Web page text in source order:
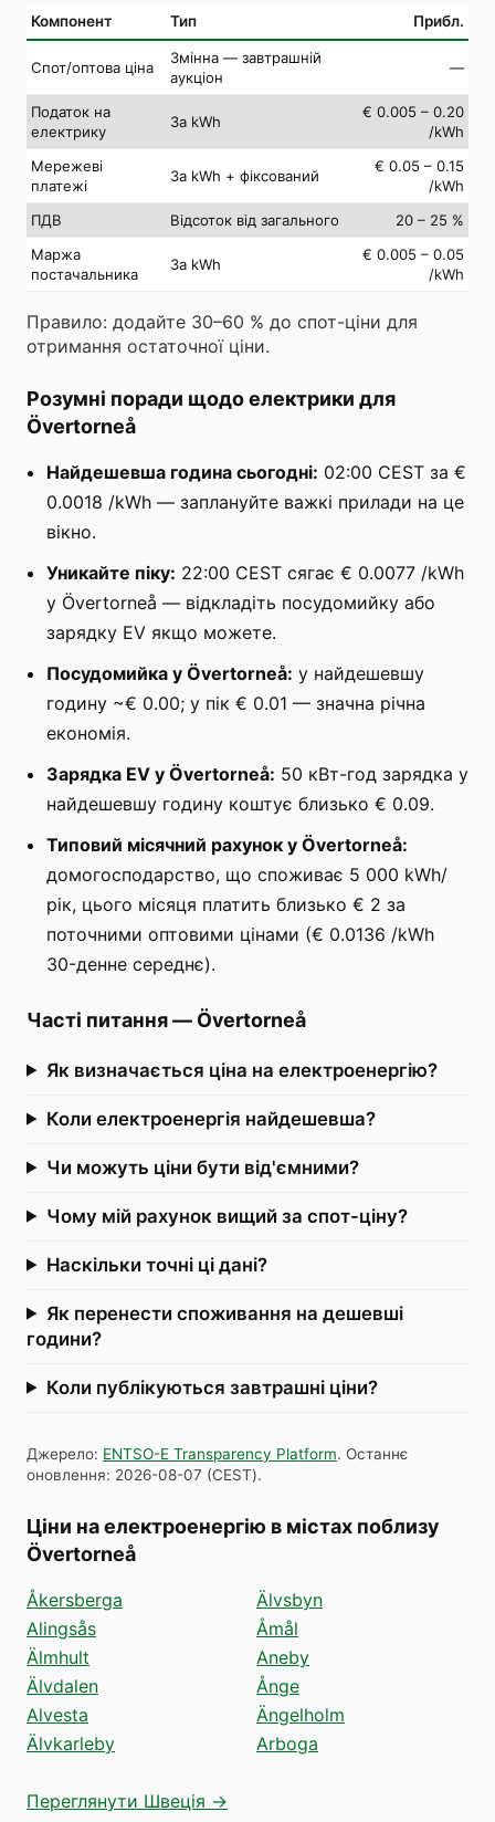
Компонент Тип Прибл.
Спот/оптова ціна
Змінна — завтрашній
аукціон
—
Податок на
електрику
За kWh
€ 0.005 – 0.20
/kWh
Мережеві
платежі
За kWh + фіксований
€ 0.05 – 0.15
/kWh
ПДВ
Відсоток від загального
20 – 25 %
Маржа
постачальника
За kWh
€ 0.005 – 0.05
/kWh
Правило: додайте 30–60 % до спот-ціни для
отримання остаточної ціни.
Розумні поради щодо електрики для
Övertorneå
Найдешевша година сьогодні: 02:00 CEST за €
0.0018 /kWh — заплануйте важкі прилади на це
вікно.
Уникайте піку: 22:00 CEST сягає € 0.0077 /kWh
у Övertorneå — відкладіть посудомийку або
зарядку EV якщо можете.
Посудомийка у Övertorneå: у найдешевшу
годину ~€ 0.00; у пік € 0.01 — значна річна
економія.
Зарядка EV у Övertorneå: 50 кВт-год зарядка у
найдешевшу годину коштує близько € 0.09.
Типовий місячний рахунок у Övertorneå:
домогосподарство, що споживає 5 000 kWh/
рік, цього місяця платить близько € 2 за
поточними оптовими цінами (€ 0.0136 /kWh
30-денне середнє).
Часті питання— Övertorneå
Як визначається ціна на електроенергію?
Коли електроенергія найдешевша?
Чи можуть ціни бути від'ємними?
Чому мій рахунок вищий за спот-ціну?
Наскільки точні ці дані?
Як перенести споживання на дешевші
години?
Коли публікуються завтрашні ціни?
Джерело: ENTSO-E Transparency Platform. Останнє
оновлення: 2026-08-07 (CEST).
Ціни на електроенергію в містах поблизу
Övertorneå
Åkersberga
Alingsås
Älmhult
Älvdalen
Alvesta
Älvkarleby
Älvsbyn
Åmål
Aneby
Ånge
Ängelholm
Arboga
Переглянути Швеція →